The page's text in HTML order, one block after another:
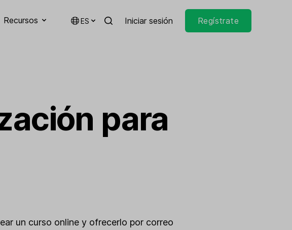
Recursos ES Iniciar sesión Regístrate
para
un curso online y ofrecerlo por correo